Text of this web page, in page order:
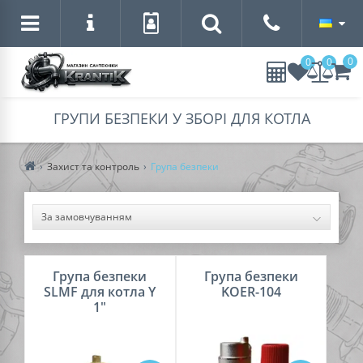
0 0 0
ГРУПИ БЕЗПЕКИ У ЗБОРІ ДЛЯ КОТЛА
Захист та контроль Група безпеки
Група безпеки
SLMF для котла Y
1"
Група безпеки
KOER-104